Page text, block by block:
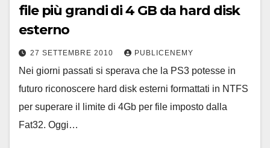
file più grandi di 4 GB da hard disk
esterno
27 SETTEMBRE 2010 PUBLICENEMY
Nei giorni passati si sperava che la PS3 potesse in
futuro riconoscere hard disk esterni formattati in NTFS
per superare il limite di 4Gb per file imposto dalla
Fat32. Oggi…